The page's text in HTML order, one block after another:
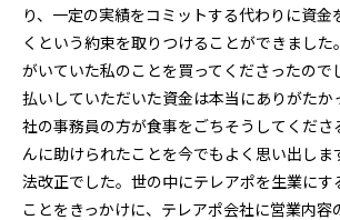
り、一定の実績をコミットする代わりに資
くという約束を取りつけることができまし
がいていた私のことを買ってくださったので
払いしていただいた資金は本当にありがたか
社の事務員の方が食事をごちそうしてくださ
んに助けられたことを今でもよく思い出しま
法改正でした。世の中にテレアポを生業にす
ことをきっかけに、テレアポ会社に営業内容